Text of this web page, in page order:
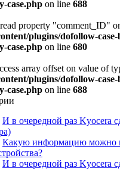
case.php on line 688
property "comment_ID"
plugins/dofollow-case-
case.php on line 680
array offset on value of
plugins/dofollow-case-
case.php on line 688
И в очередной раз Kyocera
Какую информацию можно
И в очередной раз Kyocera